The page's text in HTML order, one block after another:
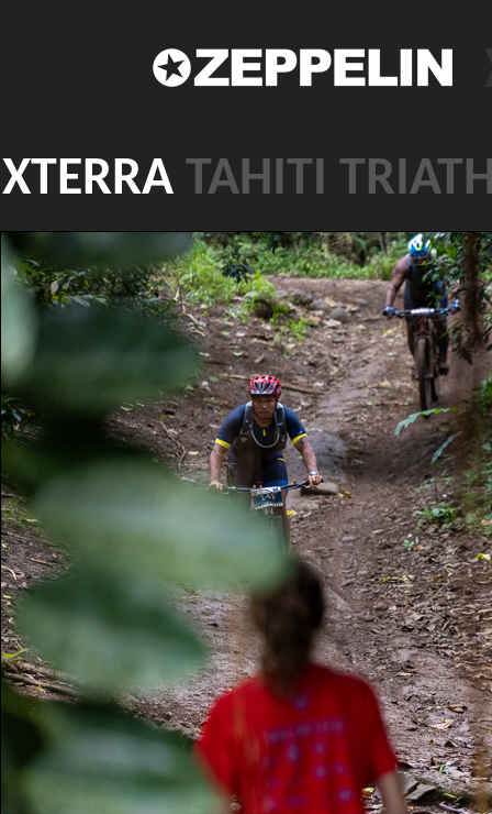
XTERRA TAHITI